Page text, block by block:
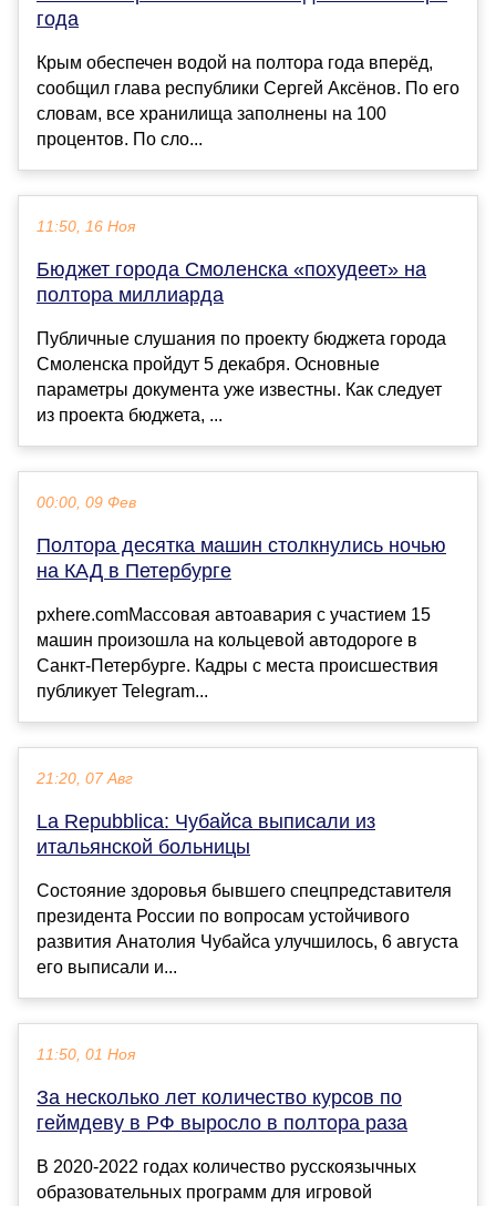
года
Крым обеспечен водой на полтора года вперёд,
сообщил глава республики Сергей Аксёнов. По его
словам, все хранилища заполнены на 100
процентов. По сло...
11:50, 16 Ноя
Бюджет города Смоленска «похудеет» на
полтора миллиарда
Публичные слушания по проекту бюджета города
Смоленска пройдут 5 декабря. Основные
параметры документа уже известны. Как следует
из проекта бюджета, ...
00:00, 09 Фев
Полтора десятка машин столкнулись ночью
на КАД в Петербурге
pxhere.comМассовая автоавария с участием 15
машин произошла на кольцевой автодороге в
Санкт-Петербурге. Кадры с места происшествия
публикует Telegram...
21:20, 07 Авг
La Repubblica: Чубайса выписали из
итальянской больницы
Состояние здоровья бывшего спецпредставителя
президента России по вопросам устойчивого
развития Анатолия Чубайса улучшилось, 6 августа
его выписали и...
11:50, 01 Ноя
За несколько лет количество курсов по
геймдеву в РФ выросло в полтора раза
В 2020-2022 годах количество русскоязычных
образовательных программ для игровой